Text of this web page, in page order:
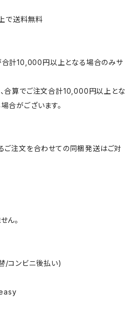
で送料無料
計10,000円以上となる場合のみサ
合算でご注文合計10,000円以上とな
合がございます。
ご注文を合わせての同梱発送はご対
ん。
/コンビニ後払い)